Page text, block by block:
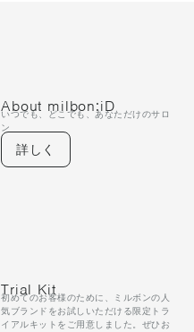
About milbon:iD
いつでも、どこでも、あなただけのサロ
ン
詳しく
Trial Kit
初めてのお客様のために、ミルボンの人
気ブランドをお試しいただける限定トラ
イアルキットをご用意しました。ぜひお